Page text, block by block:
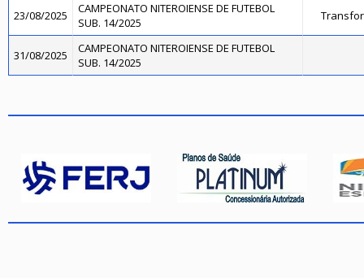
23/08/2025
CAMPEONATO NITEROIENSE DE FUTEBOL
SUB. 14/2025
31/08/2025
CAMPEONATO NITEROIENSE DE FUTEBOL
SUB. 14/2025